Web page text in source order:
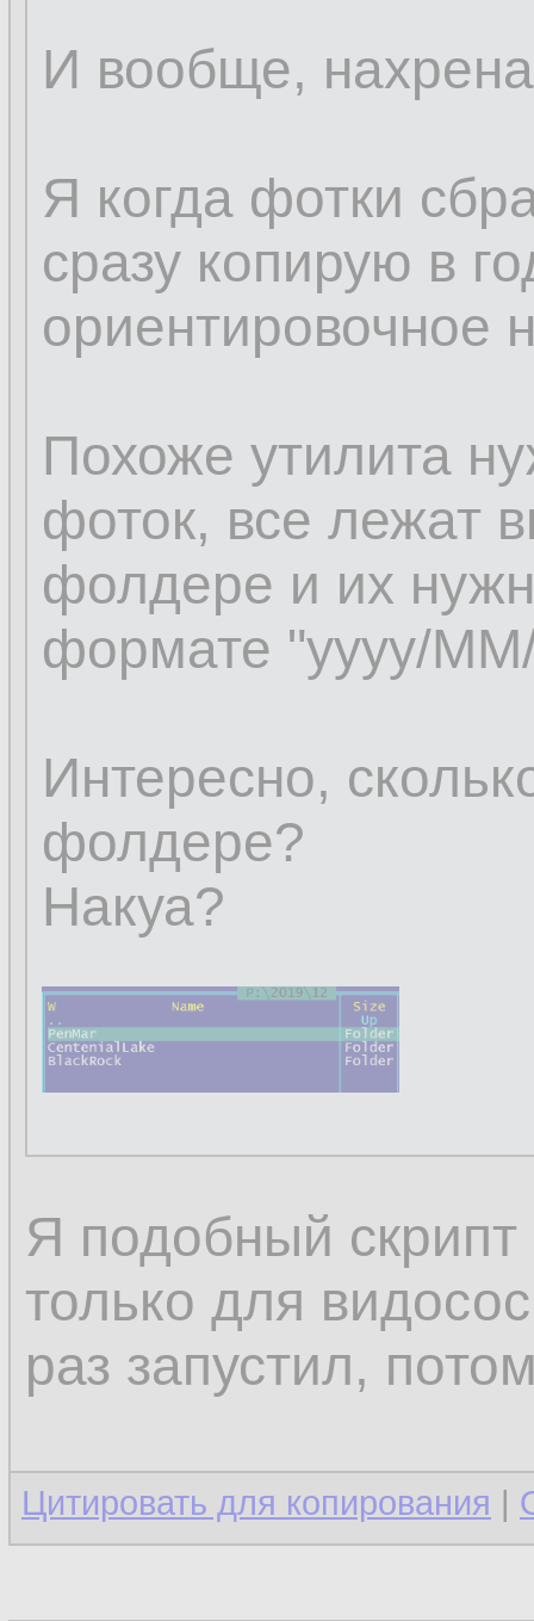
И вообще,
Я когда фотки
сразу копирую в
ориентировочное
Похоже утилита
фоток, все лежат
фолдере и их
формате "yyyy/
Интересно,
фолдере?
Накуа?
Я подобный
только для
раз запустил,
Цитировать для копирования |